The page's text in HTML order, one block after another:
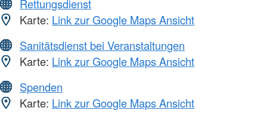
Rettungsdienst
Karte: Link zur Google Maps Ansicht
Sanitätsdienst bei Veranstaltungen
Karte: Link zur Google Maps Ansicht
Spenden
Karte: Link zur Google Maps Ansicht